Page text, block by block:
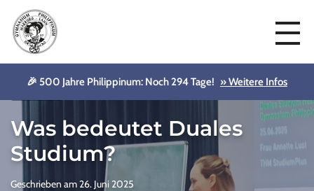
🎉 500 Jahre Philippinum: Noch 294 Tage! » Weitere Infos
Was bedeutet Duales
Studium?
Geschrieben am 26. Juni 2025